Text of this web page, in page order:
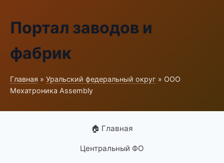
Портал заводов и
фабрик
Главная » Уральский федеральный округ » ООО
Мехатроника Assembly
🏠 Главная
Центральный ФО